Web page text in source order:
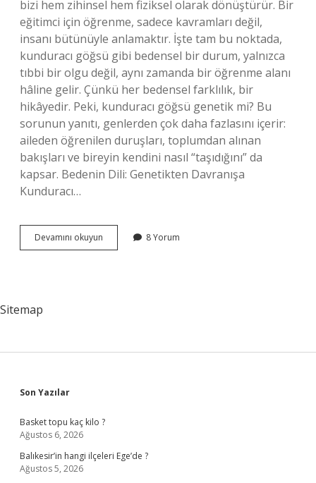
bizi hem zihinsel hem fiziksel olarak dönüştürür. Bir
eğitimci için öğrenme, sadece kavramları değil,
insanı bütünüyle anlamaktır. İşte tam bu noktada,
kunduracı göğsü gibi bedensel bir durum, yalnızca
tıbbi bir olgu değil, aynı zamanda bir öğrenme alanı
hâline gelir. Çünkü her bedensel farklılık, bir
hikâyedir. Peki, kunduracı göğsü genetik mi? Bu
sorunun yanıtı, genlerden çok daha fazlasını içerir:
aileden öğrenilen duruşları, toplumdan alınan
bakışları ve bireyin kendini nasıl “taşıdığını” da
kapsar. Bedenin Dili: Genetikten Davranışa
Kunduracı…
Devamını okuyun Kunduracı
göğsü
8 Yorum
Sitemap
Sidebar
Son Yazılar
Basket topu kaç kilo ?
Ağustos 6, 2026
Balıkesir’in hangi ilçeleri Ege’de ?
Ağustos 5, 2026